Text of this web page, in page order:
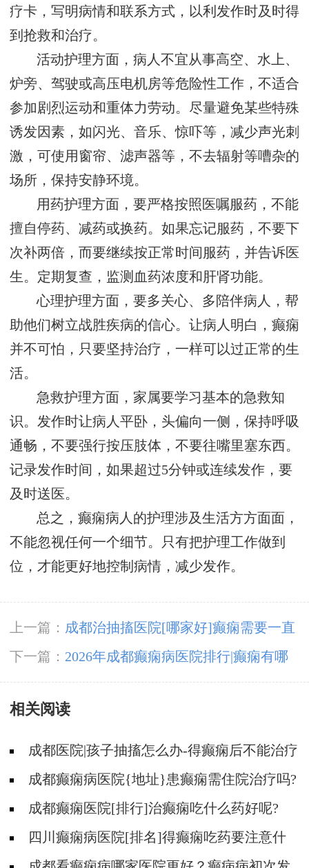
疗卡，写明病情和联系方式，以利发作时及时得
到抢救和治疗。
活动护理方面，病人不宜从事高空、水上、
炉旁、驾驶或高压电机房等危险性工作，不适合
参加剧烈运动和重体力劳动。尽量避免某些特殊
诱发因素，如闪光、音乐、惊吓等，减少声光刺
激，可使用窗帘、滤声器等，不去辐射等嘈杂的
场所，保持安静环境。
用药护理方面，要严格按照医嘱服药，不能
擅自停药、减药或换药。如果忘记服药，不要下
次补两倍，而要继续按正常时间服药，并告诉医
生。定期复查，监测血药浓度和肝肾功能。
心理护理方面，要多关心、多陪伴病人，帮
助他们树立战胜疾病的信心。让病人明白，癫痫
并不可怕，只要坚持治疗，一样可以过正常的生
活。
急救护理方面，家属要学习基本的急救知
识。发作时让病人平卧，头偏向一侧，保持呼吸
通畅，不要强行按压肢体，不要往嘴里塞东西。
记录发作时间，如果超过5分钟或连续发作，要
及时送医。
总之，癫痫病人的护理涉及生活方方面面，
不能忽视任何一个细节。只有把护理工作做到
位，才能更好地控制病情，减少发作。
上一篇： 成都治抽搐医院[哪家好]癫痫需要一直
用药吗？
下一篇： 2026年成都癫痫病医院排行|癫痫有哪
些少见的发作表现？
相关阅读
成都医院|孩子抽搐怎么办-得癫痫后不能治疗
吗?成都癫痫病医院{地址}患癫痫需住院治疗吗?
成都癫痫医院[排行]治癫痫吃什么药好呢?
四川癫痫病医院[排名]得癫痫吃药要注意什